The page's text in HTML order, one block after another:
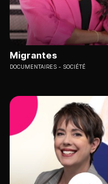
Migrantes
DOCUMENTAIRES SOCIÉTÉ